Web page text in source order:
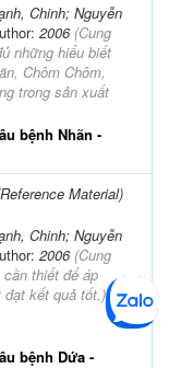
bệnh Nhãn -
Chinh; Nguyễn
2006(Cung
những hiểu biết
Chôm Chôm,
trong sản xuất
Material)
bệnh Dứa -
Chinh; Nguyễn
2006(Cung
thiết để áp
kết quả tốt.)